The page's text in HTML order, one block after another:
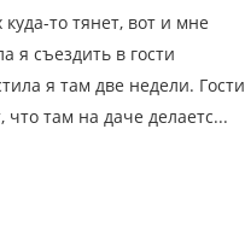
то тянет, вот и мне
я съездить в гости
я там две недели. Гости
что там на даче делаетс...